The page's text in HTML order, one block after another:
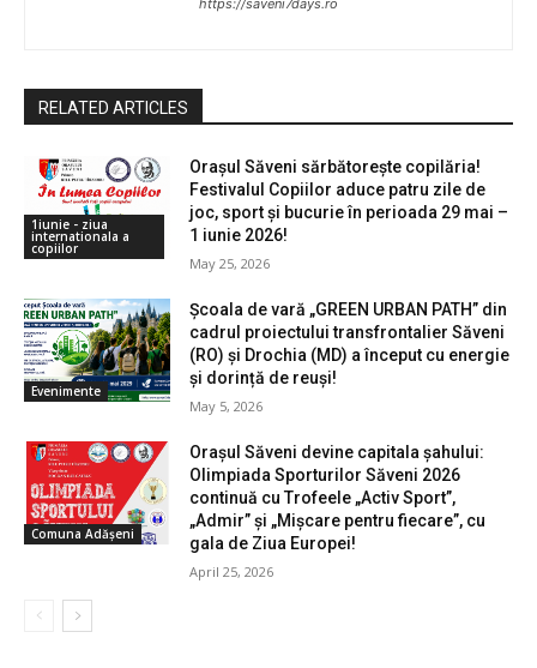
https://saveni7days.ro
RELATED ARTICLES
1iunie - ziua
internationala a
copiilor
Orașul Săveni sărbătorește copilăria!
Festivalul Copiilor aduce patru zile de
joc, sport și bucurie în perioada 29 mai –
1 iunie 2026!
May 25, 2026
Evenimente
Școala de vară „GREEN URBAN PATH” din
cadrul proiectului transfrontalier Săveni
(RO) și Drochia (MD) a început cu energie
și dorință de reuși!
May 5, 2026
Comuna Adășeni
Orașul Săveni devine capitala șahului:
Olimpiada Sporturilor Săveni 2026
continuă cu Trofeele „Activ Sport”,
„Admir” și „Mișcare pentru fiecare”, cu
gala de Ziua Europei!
April 25, 2026